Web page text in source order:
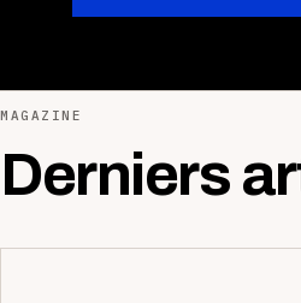
MAGAZINE
Derniers